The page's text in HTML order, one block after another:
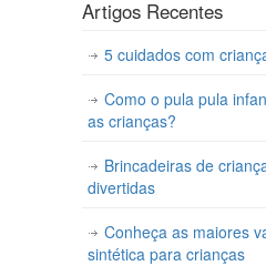
Artigos Recentes
5 cuidados com
Como o pula pula
as crianças?
Brincadeiras de
divertidas
Conheça as maiores
sintética para crianças